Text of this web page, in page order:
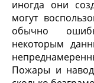
иногда они
могут
обычно
некоторым
Пожары и